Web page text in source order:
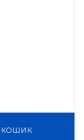
КОШИК